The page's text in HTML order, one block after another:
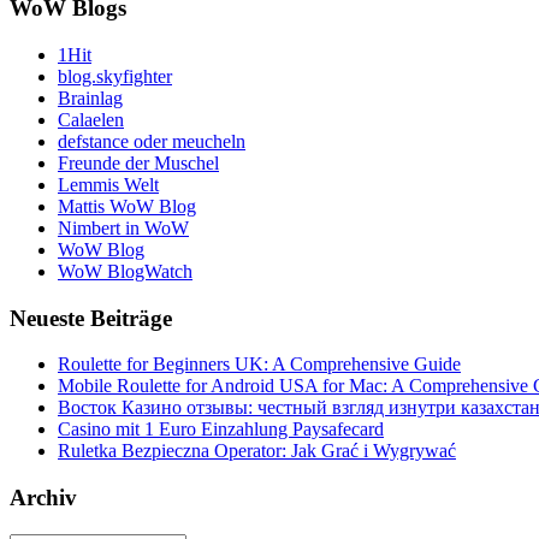
WoW Blogs
1Hit
blog.skyfighter
Brainlag
Calaelen
defstance oder meucheln
Freunde der Muschel
Lemmis Welt
Mattis WoW Blog
Nimbert in WoW
WoW Blog
WoW BlogWatch
Neueste Beiträge
Roulette for Beginners UK: A Comprehensive Guide
Mobile Roulette for Android USA for Mac: A Comprehensive
Восток Казино отзывы: честный взгляд изнутри
Casino mit 1 Euro Einzahlung Paysafecard
Ruletka Bezpieczna Operator: Jak Grać i Wygrywać
Archiv